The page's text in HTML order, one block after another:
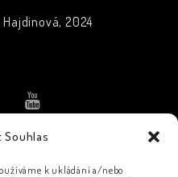
Souhlas
k ukládání a/nebo
2024
ODBĚRU